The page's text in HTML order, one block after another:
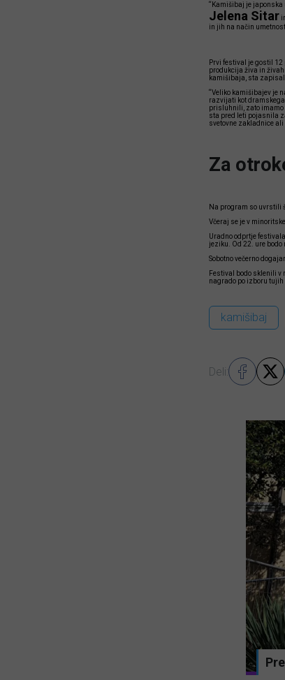
“Kamišibaj je
Jelena Sitar
in jih na način
Prvi festival je gostil
produkcija živa in
kamišibaja, sta
“Veliko kamišibajev je
razvijati kot
prisluhnili, zato imamo
sta pred leti pojasnila
svetovne zakladnice
Za
Na program so uvrstili
Včeraj se je v
Uradno odprtje
jeziku. Od 22. ure
Sobotno večerno
Festival bodo sklenili v
nagrado po izboru tujih
kamišibaj
Deli: